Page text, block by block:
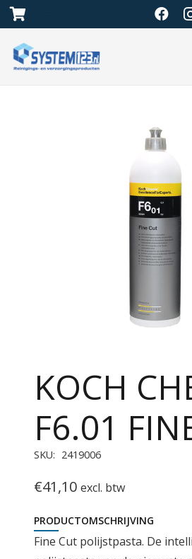
KOCH
F6.01
SKU: 2419006
€41,10 excl. btw
PRODUCTOMSCHRIJVING
Fine Cut polijstpasta. De